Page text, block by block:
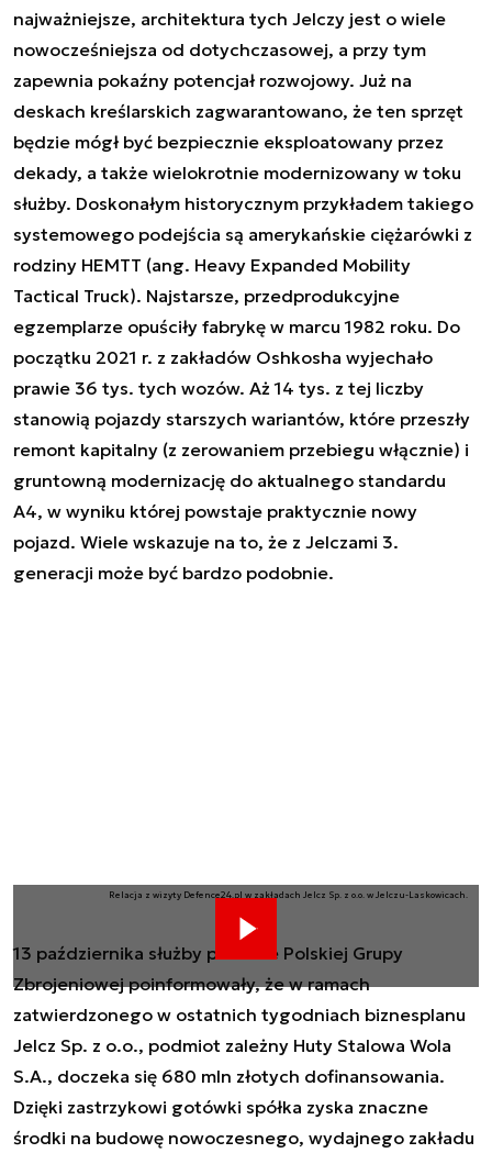
najważniejsze, architektura tych Jelczy jest o wiele
nowocześniejsza od dotychczasowej, a przy tym
zapewnia pokaźny potencjał rozwojowy. Już na
deskach kreślarskich zagwarantowano, że ten sprzęt
będzie mógł być bezpiecznie eksploatowany przez
dekady, a także wielokrotnie modernizowany w toku
służby. Doskonałym historycznym przykładem takiego
systemowego podejścia są amerykańskie ciężarówki z
rodziny HEMTT (ang. Heavy Expanded Mobility
Tactical Truck). Najstarsze, przedprodukcyjne
egzemplarze opuściły fabrykę w marcu 1982 roku. Do
początku 2021 r. z zakładów Oshkosha wyjechało
prawie 36 tys. tych wozów. Aż 14 tys. z tej liczby
stanowią pojazdy starszych wariantów, które przeszły
remont kapitalny (z zerowaniem przebiegu włącznie) i
gruntowną modernizację do aktualnego standardu
A4, w wyniku której powstaje praktycznie nowy
pojazd. Wiele wskazuje na to, że z Jelczami 3.
generacji może być bardzo podobnie.
Relacja z wizyty Defence24.pl w zakładach Jelcz Sp. z o.o. w Jelczu-Laskowicach.
13 października służby prasowe Polskiej Grupy
Zbrojeniowej poinformowały, że w ramach
zatwierdzonego w ostatnich tygodniach biznesplanu
Jelcz Sp. z o.o., podmiot zależny Huty Stalowa Wola
S.A., doczeka się 680 mln złotych dofinansowania.
Dzięki zastrzykowi gotówki spółka zyska znaczne
środki na budowę nowoczesnego, wydajnego zakładu